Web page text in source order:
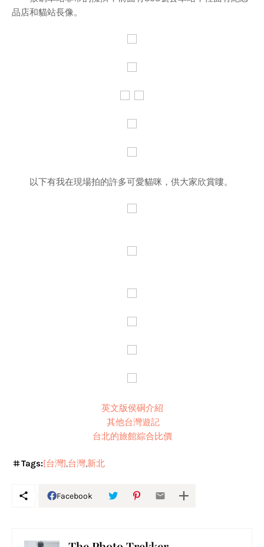
品店和貓站長像。
以下有我在現場拍的許多可愛貓咪，供大家欣賞瞜。
英文版侯硐介紹
其他台灣遊記
台北的旅館綜合比價
Tags:[台灣] 台灣 新北
Facebook